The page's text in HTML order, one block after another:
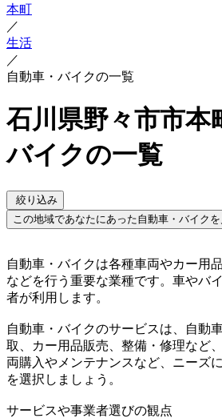
本町
／
生活
／
自動車・バイクの一覧
石川県野々市市本
バイクの一覧
絞り込み
この地域であなたにあった自動車・バイク
自動車・バイクは各種車両やカー用
などを行う重要な業種です。車やバ
者が利用します。
自動車・バイクのサービスは、自動
取、カー用品販売、整備・修理など
両購入やメンテナンスなど、ニーズ
を選択しましょう。
サービスや事業者選びの観点